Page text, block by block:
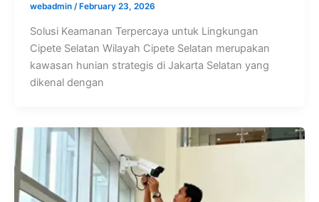
webadmin /February 23, 2026
Solusi Keamanan Terpercaya untuk Lingkungan
Cipete Selatan Wilayah Cipete Selatan merupakan
kawasan hunian strategis di Jakarta Selatan yang
dikenal dengan